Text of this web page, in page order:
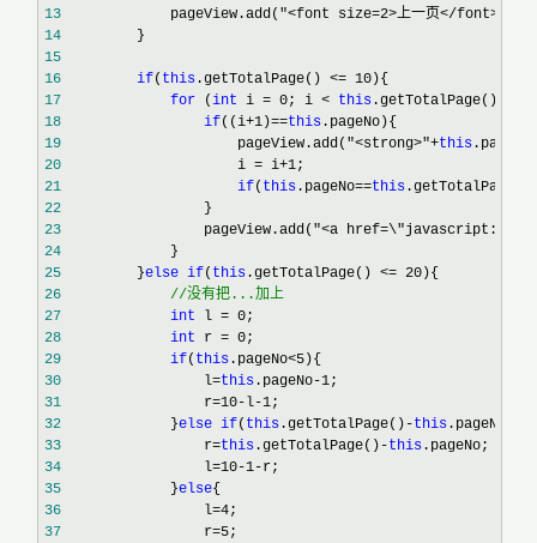
13
             pageView.add("<font size=2>上一页</font>"
14
15
16
if( this .getTotalPage() <= 10
17
for (int i = 0; i < this .getTotalPage();
18
if((i+1)==this
19
                     pageView.add("<strong>"+
this
20
                     i = i+1
21
if( this .pageNo==this
22
23
pageView.add("<a
24
25
         }
else if( this .getTotalPage() <= 20
26
//没有把...加上
27
int l = 0
28
int r = 0
29
if( this .pageNo<5
30
                 l=
this .pageNo-1
31
                 r=10-l-1
32
             }
else if( this .getTotalPage()-this .pageNo<5
33
                 r=
this .getTotalPage()-this
34
                 l=10-1-
35
             }
else
36
                 l=4
37
                 r=5